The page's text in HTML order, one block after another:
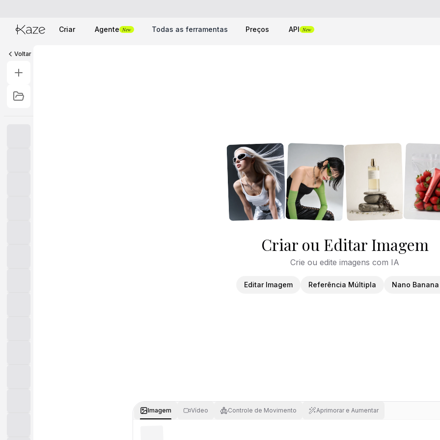
Criar Agente New Todas as ferramentas Preços API New
Voltar
Criar ou Editar Imagem
Crie ou edite imagens com IA
Editar Imagem Referência Múltipla Nano
Imagem Vídeo Controle de Movimento Aprimorar e Aumentar